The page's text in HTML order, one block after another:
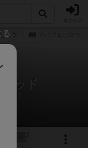
ロウ
ッド
6日）
る